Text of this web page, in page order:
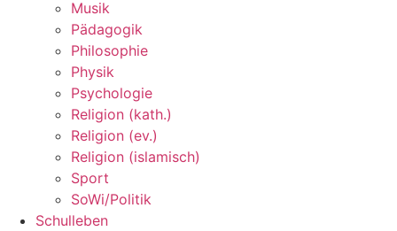
Musik
Pädagogik
Philosophie
Physik
Psychologie
Religion (kath.)
Religion (ev.)
Religion (islamisch)
Sport
SoWi/Politik
Schulleben